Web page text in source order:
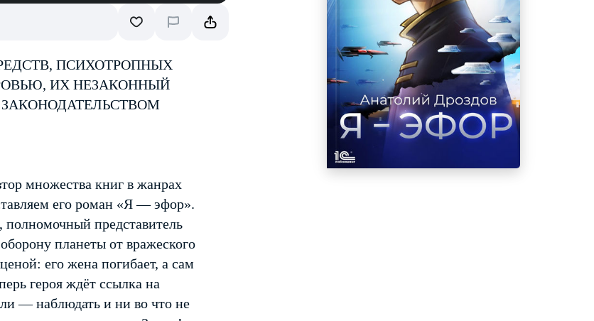
ПСИХОТРОПНЫХ
ИХ НЕЗАКОННЫЙ
множества книг в жанрах
его роман «Я — эфор».
представитель
планеты от вражеского
его жена погибает, а сам
героя ждёт ссылка на
— наблюдать и ни во что не